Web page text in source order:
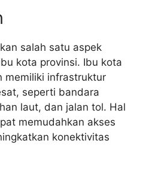
salah satu aspek
kota provinsi. Ibu kota
memiliki infrastruktur
seperti bandara
laut, dan jalan tol. Hal
memudahkan akses
konektivitas